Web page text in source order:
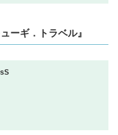
ーギ．トラベル』